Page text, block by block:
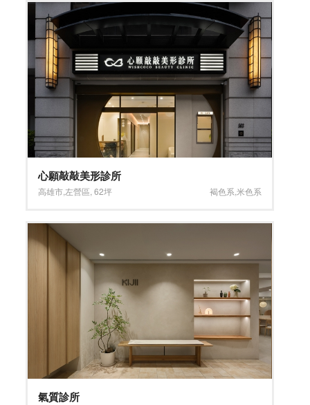
心願敲敲美形診所
高雄市 左營區 ,62坪 褐色系 米色系
氣質診所